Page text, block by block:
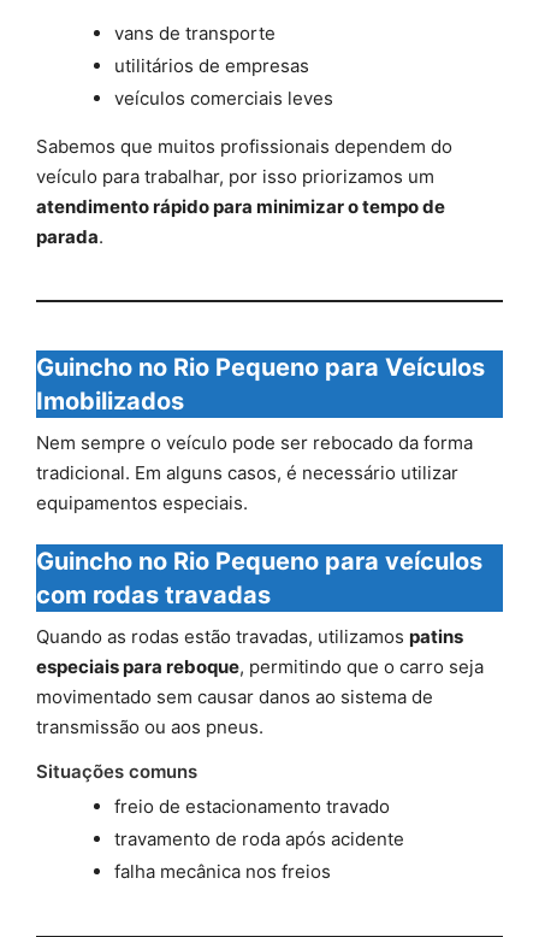
vans de transporte
utilitários de empresas
veículos comerciais leves
Sabemos que muitos profissionais dependem do
veículo para trabalhar, por isso priorizamos um
atendimento rápido para minimizar o tempo de
parada.
Guincho no Rio Pequeno para Veículos
Imobilizados
Nem sempre o veículo pode ser rebocado da forma
tradicional. Em alguns casos, é necessário utilizar
equipamentos especiais.
Guincho no Rio Pequeno para veículos
com rodas travadas
Quando as rodas estão travadas, utilizamos patins
especiais para reboque, permitindo que o carro seja
movimentado sem causar danos ao sistema de
transmissão ou aos pneus.
Situações comuns
freio de estacionamento travado
travamento de roda após acidente
falha mecânica nos freios